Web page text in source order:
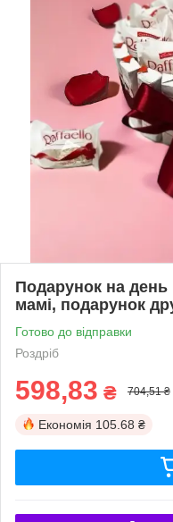
Подарунок на
мамі, подарунок
Готово до відправки
Роздріб
598,83 ₴ 704,51 ₴
Економія 105.68 ₴